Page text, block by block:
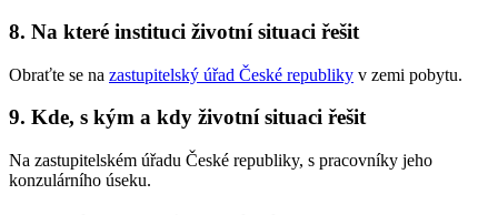
8. Na které instituci životní situaci řešit
Obraťte se na zastupitelský úřad České republiky v zemi pobytu.
9. Kde, s kým a kdy životní situaci řešit
Na zastupitelském úřadu České republiky, s pracovníky jeho
konzulárního úseku.